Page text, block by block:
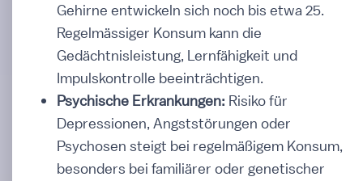
Gehirne entwickeln sich noch bis etwa 25.
Regelmässiger Konsum kann die
Gedächtnisleistung, Lernfähigkeit und
Impulskontrolle beeinträchtigen.
Psychische Erkrankungen: Risiko für
Depressionen, Angststörungen oder
Psychosen steigt bei regelmäßigem Konsum,
besonders bei familiärer oder genetischer